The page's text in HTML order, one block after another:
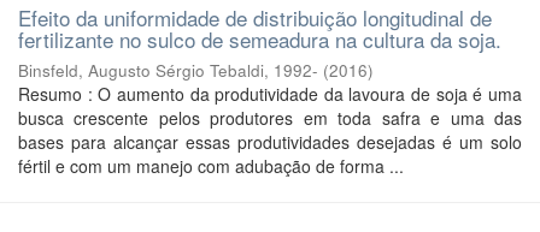
Efeito da uniformidade de distribuição longitudinal de
fertilizante no sulco de semeadura na cultura da soja.
Binsfeld, Augusto Sérgio Tebaldi, 1992- (2016)
Resumo : O aumento da produtividade da lavoura de soja é uma
busca crescente pelos produtores em toda safra e uma das
bases para alcançar essas produtividades desejadas é um solo
fértil e com um manejo com adubação de forma ...